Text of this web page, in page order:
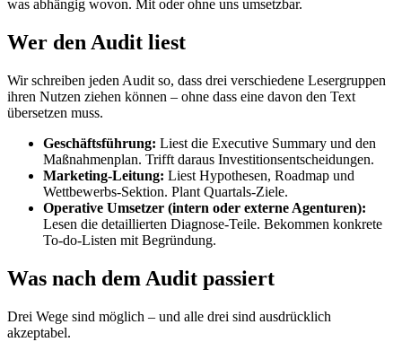
was abhängig wovon. Mit oder ohne uns umsetzbar.
Wer den Audit liest
Wir schreiben jeden Audit so, dass drei verschiedene Lesergruppen
ihren Nutzen ziehen können – ohne dass eine davon den Text
übersetzen muss.
Geschäftsführung: Liest die Executive Summary und den
Maßnahmenplan. Trifft daraus Investitionsentscheidungen.
Marketing-Leitung: Liest Hypothesen, Roadmap und
Wettbewerbs-Sektion. Plant Quartals-Ziele.
Operative Umsetzer (intern oder externe Agenturen):
Lesen die detaillierten Diagnose-Teile. Bekommen konkrete
To-do-Listen mit Begründung.
Was nach dem Audit passiert
Drei Wege sind möglich – und alle drei sind ausdrücklich
akzeptabel.